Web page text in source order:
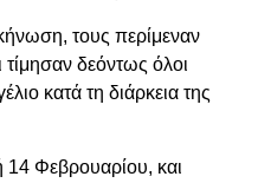
τους περίμεναν
τίμησαν δεόντως όλοι
κατά τη διάρκεια της
Φεβρουαρίου, και